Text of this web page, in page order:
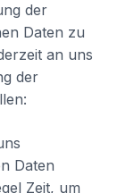
der
Daten zu
an uns
der
Daten
Zeit, um